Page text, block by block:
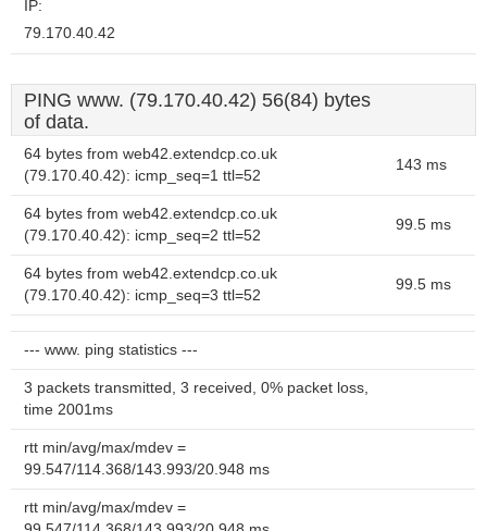
IP:
79.170.40.42
PING www. (79.170.40.42) 56(84) bytes
of data.
64 bytes from web42.extendcp.co.uk
(79.170.40.42): icmp_seq=1 ttl=52
143 ms
64 bytes from web42.extendcp.co.uk
(79.170.40.42): icmp_seq=2 ttl=52
99.5 ms
64 bytes from web42.extendcp.co.uk
(79.170.40.42): icmp_seq=3 ttl=52
99.5 ms
--- www. ping statistics ---
3 packets transmitted, 3 received, 0% packet loss,
time 2001ms
rtt min/avg/max/mdev =
99.547/114.368/143.993/20.948 ms
rtt min/avg/max/mdev =